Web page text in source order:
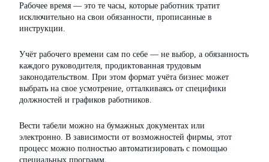
Рабочее время — это те часы, которые работник тратит
исключительно на свои обязанности, прописанные в
инструкции.
Учёт рабочего времени сам по себе — не выбор, а обязанность
каждого руководителя, продиктованная трудовым
законодательством. При этом формат учёта бизнес может
выбрать на свое усмотрение, отталкиваясь от специфики
должностей и графиков работников.
Вести табели можно на бумажных документах или
электронно. В зависимости от возможностей фирмы, этот
процесс можно полностью автоматизировать с помощью
специальных программ.